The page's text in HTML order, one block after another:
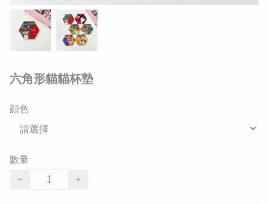
六角形貓貓杯墊
顔色
數量
−
+